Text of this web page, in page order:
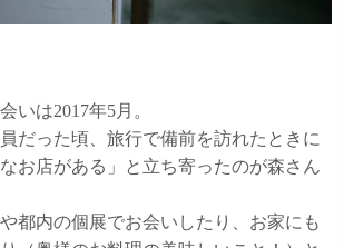
いは2017年5月。
だった頃、旅行で備前を訪れたときに
なお店がある」と立ち寄ったのが森さん
都内の個展でお会いしたり、お家にも